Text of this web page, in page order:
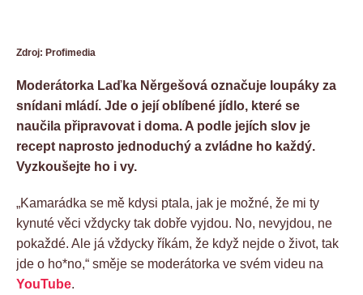
Zdroj: Profimedia
Moderátorka Laďka Něrgešová označuje loupáky za
snídani mládí. Jde o její oblíbené jídlo, které se
naučila připravovat i doma. A podle jejích slov je
recept naprosto jednoduchý a zvládne ho každý.
Vyzkoušejte ho i vy.
„Kamarádka se mě kdysi ptala, jak je možné, že mi ty
kynuté věci vždycky tak dobře vyjdou. No, nevyjdou, ne
pokaždé. Ale já vždycky říkám, že když nejde o život, tak
jde o ho*no,“ směje se moderátorka ve svém videu na
YouTube.